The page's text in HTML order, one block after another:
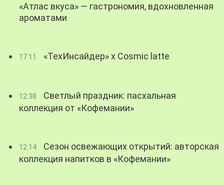
«Атлас вкуса» — гастрономия, вдохновленная
ароматами
17:11 «ТехИнсайдер» х Cosmic latte
12:38
Светлый праздник: пасхальная
коллекция от «Кофемании»
12:14
Сезон освежающих открытий: авторская
коллекция напитков в «Кофемании»